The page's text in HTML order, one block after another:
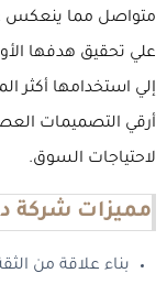
متواصل مما ينعكس
علي تحقيق هدفها
إلي استخدامها أكثر
أرقي التصميمات
لاحتياجات السوق.
مميزات شركة
بناء علاقة من